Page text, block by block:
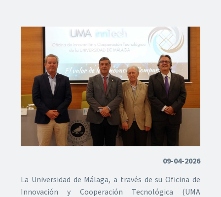
09-04-2026
La Universidad de Málaga, a través de su Oficina de
Innovación y Cooperación Tecnológica (UMA